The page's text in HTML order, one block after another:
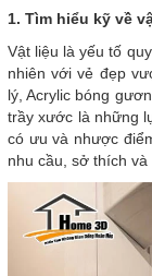
1. Tìm hiểu kỹ về
Vật liệu là yếu tố
nhiên với vẻ đẹp
lý, Acrylic bóng
trầy xước là những
có ưu và nhược
nhu cầu, sở thích và